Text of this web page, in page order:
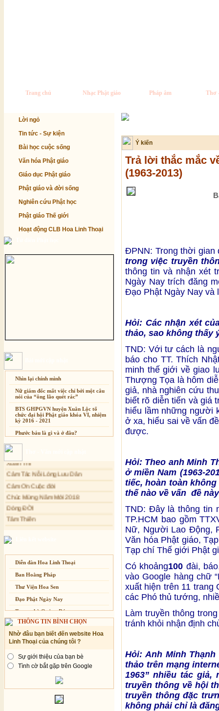
Trang chủ Nhạc Phật giáo Pháp âm Thơ
Lời ngỏ
Tin tức - Sự kiện
Bài học cuộc sống
Văn hóa Phật giáo
Giáo dục Phật giáo
Phật giáo và đời sống
Nghiên cứu Phật học
Phật giáo Thế giới
Hoạt động CLB Hoa Linh Thoại
Nhìn lại chính mình
Nữ giám đốc mất việc chỉ bởi một câu
nói của “ông lão quét rác”
BTS GHPGVN huyện Xuân Lộc tổ
chức đại hội Phật giáo khóa VI, nhiệm
kỳ 2016 - 2021
Phước báu là gì và ở đâu?
Sự thương-ghét của con người
Cải đạo: Nguyên nhân & giải pháp
Nỗi lòng của các bệnh nhân nghèo
An Giang: Tịnh thất Quy Nguyên
phát quà từ thiện tại xã Cư Yang
Tịnh xá Ngọc Đăng khai giảng Thiền
dành cho Người bận rộn
Xuân Thi
Cảm Tác Nỗi Lòng Lưu Dân
Cảm Ơn Cuộc đời
Chúc Mừng Năm Mới 2018
Dòng ĐỜI
Tâm Thiền
Chuông Ngân
Anh không chết đâu em
Kiếp này
Diễn đàn Hoa Linh Thoại
Ban Hoằng Pháp
Thư Viện Hoa Sen
Đạo Phật Ngày Nay
Trang nhà Quảng Đức
Báo Giác Ngộ
Vesak 2014
THÔNG TIN BÌNH CHỌN
Nhờ đâu bạn biết đến website Hoa
Linh Thoại của chúng tôi ?
Sự giới thiệu của bạn bè
Tình cờ bắt gặp trên Google
Ý kiến
Trả lời thắc mắc
(1963-2013)
ĐPNN: Trong thời gian
trong việc truyền
thông tin và nhận xét
Ngày Nay trích đăng
Đạo Phật Ngày Nay và
Hỏi: Các nhận xét
thảo, sao không thấy
TND: Với tư cách là
báo cho TT. Thích
minh thế giới về giao
Thượng Tọa là hôm
giả, nhà nghiên cứu
biết rõ diễn tiến và giá
hiểu lầm những người
ở xa, hiểu sai về vấn
được.
Hỏi: Theo anh Minh
ở miền Nam (1963-
tiếc, hoàn toàn
thế nào về vấn đề
TND: Đây là thông tin
TP.HCM bao gồm
Nữ, Người Lao Động,
Văn hóa Phật giáo,
Tạp chí Thế giới Phật
Có khoảng100 đài,
vào Google hàng chữ
xuất hiện trên 11 trang
các Phó thủ tướng,
Làm truyền thông
tránh khỏi nhận định
Hỏi: Anh Minh
thảo trên mạng
1963” nhiều tác
truyền thông về hội
truyền thông đặc
không phải chỉ là